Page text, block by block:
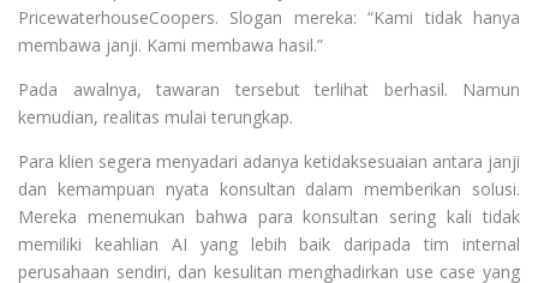
PricewaterhouseCoopers. Slogan mereka: “Kami tidak hanya
membawa janji. Kami membawa hasil.”
Pada awalnya, tawaran tersebut terlihat berhasil. Namun
kemudian, realitas mulai terungkap.
Para klien segera menyadari adanya ketidaksesuaian antara janji
dan kemampuan nyata konsultan dalam memberikan solusi.
Mereka menemukan bahwa para konsultan sering kali tidak
memiliki keahlian AI yang lebih baik daripada tim internal
perusahaan sendiri, dan kesulitan menghadirkan use case yang